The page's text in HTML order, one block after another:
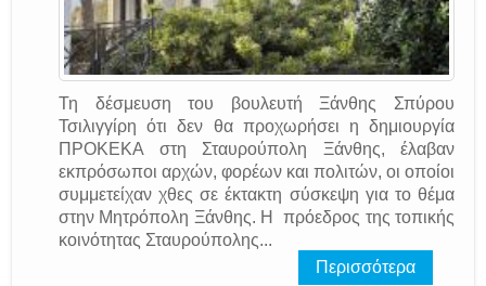
Τη δέσμευση του βουλευτή Ξάνθης Σπύρου
Τσιλιγγίρη ότι δεν θα προχωρήσει η δημιουργία
ΠΡΟΚΕΚΑ στη Σταυρούπολη Ξάνθης, έλαβαν
εκπρόσωποι αρχών, φορέων και πολιτών, οι οποίοι
συμμετείχαν χθες σε έκτακτη σύσκεψη για το θέμα
στην Μητρόπολη Ξάνθης. Η πρόεδρος της τοπικής
κοινότητας Σταυρούπολης...
Περισσότερα